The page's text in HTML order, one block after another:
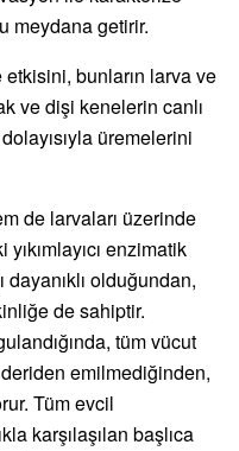
meydana getirir.
bunların larva ve
ve dişi kenelerin canlı
üremelerini
de larvaları üzerinde
enzimatik
olduğundan,
de sahiptir.
tüm vücut
emilmediğinden,
Tüm evcil
karşılaşılan başlıca